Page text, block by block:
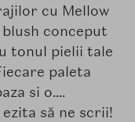
cu Mellow
blush conceput
tonul pielii tale
paleta
si o....
să ne scrii!